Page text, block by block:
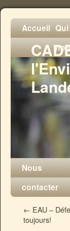
Accueil
Nous
contacter
← EAU –
toujours!